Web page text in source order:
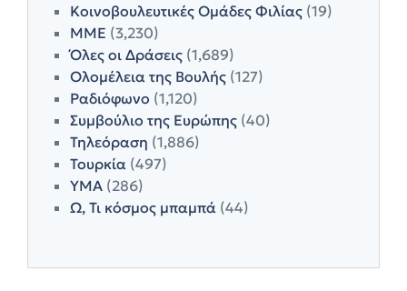
Κοινοβουλευτικές Ομάδες Φιλίας (19)
ΜΜΕ (3,230)
Όλες οι Δράσεις (1,689)
Ολομέλεια της Βουλής (127)
Ραδιόφωνο (1,120)
Συμβούλιο της Ευρώπης (40)
Τηλεόραση (1,886)
Τουρκία (497)
ΥΜΑ (286)
Ω, Τι κόσμος μπαμπά (44)